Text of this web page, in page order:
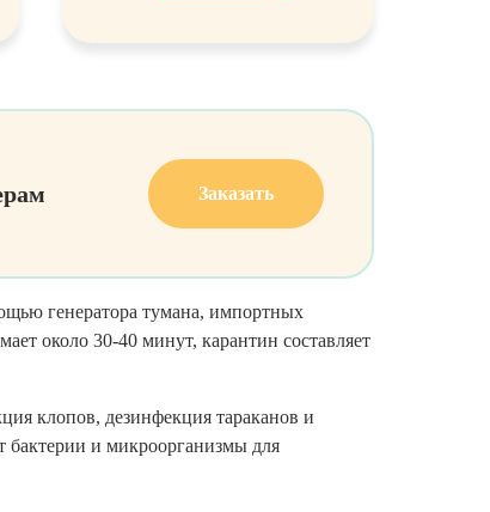
Заказать
генератора тумана, импортных
около 30-40 минут, карантин составляет
клопов, дезинфекция тараканов и
бактерии и микроорганизмы для